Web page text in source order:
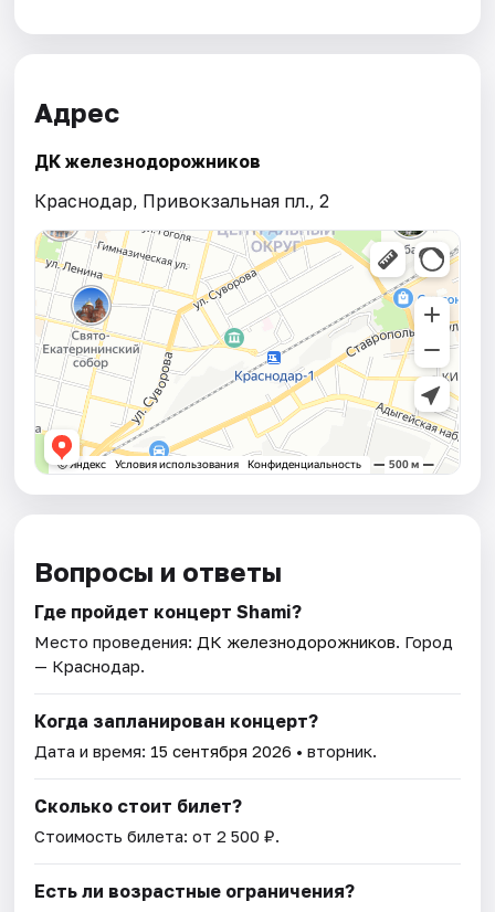
Адрес
ДК железнодорожников
Краснодар, Привокзальная пл., 2
Вопросы и ответы
Где пройдет концерт Shami?
Место проведения: ДК железнодорожников. Город
— Краснодар.
Когда запланирован концерт?
Дата и время: 15 сентября 2026 • вторник.
Сколько стоит билет?
Стоимость билета: от 2 500 ₽.
Есть ли возрастные ограничения?